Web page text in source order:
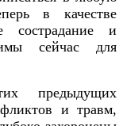
в качестве
сострадание и
сейчас для
предыдущих
и травм,